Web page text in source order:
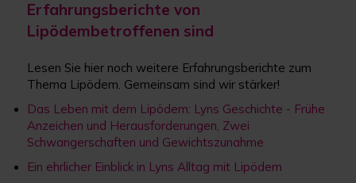
Erfahrungsberichte von
Lipödembetroffenen sind
Lesen Sie hier noch weitere Erfahrungsberichte zum
Thema Lipödem. Gemeinsam sind wir stärker!
Das Leben mit dem Lipödem: Lyns Geschichte - Frühe
Anzeichen und Herausforderungen, Zwei
Schwangerschaften und Gewichtszunahme
Ein ehrlicher Einblick in Lyns Alltag mit Lipödem